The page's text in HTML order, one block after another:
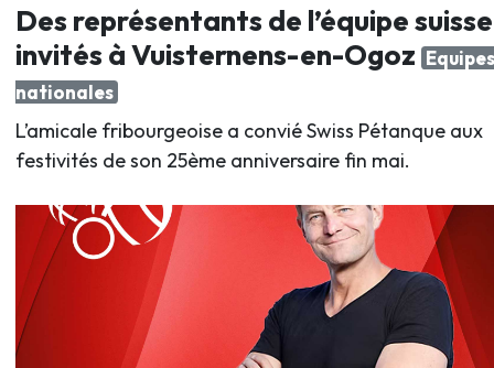
Des représentants de l’équipe suisse
invités à Vuisternens-en-Ogoz Equipes
nationales
L’amicale fribourgeoise a convié Swiss Pétanque aux
festivités de son 25ème anniversaire fin mai.